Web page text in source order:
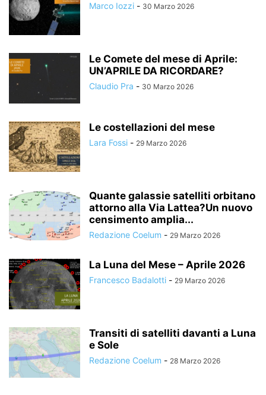
Marco Iozzi - 30 Marzo 2026
Le Comete del mese di Aprile:
UN’APRILE DA RICORDARE?
Claudio Pra - 30 Marzo 2026
Le costellazioni del mese
Lara Fossi - 29 Marzo 2026
Quante galassie satelliti orbitano
attorno alla Via Lattea?Un nuovo
censimento amplia...
Redazione Coelum - 29 Marzo 2026
La Luna del Mese – Aprile 2026
Francesco Badalotti - 29 Marzo 2026
Transiti di satelliti davanti a Luna
e Sole
Redazione Coelum - 28 Marzo 2026